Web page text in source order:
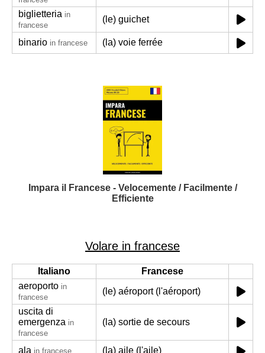
biglietteria in
francese
(le) guichet
binario in francese (la) voie ferrée
Impara il Francese - Velocemente / Facilmente /
Efficiente
Volare in francese
Italiano
Francese
aeroporto in
francese
(le) aéroport (l'aéroport)
uscita di
emergenza in
francese
(la) sortie de secours
ala in francese (la) aile (l'aile)